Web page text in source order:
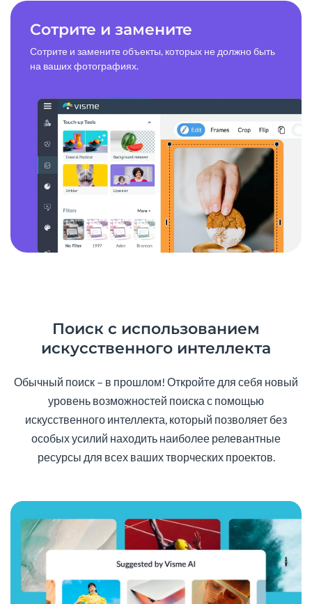
Сотрите и замените
Сотрите и замените объекты, которых не должно быть
на ваших фотографиях.
Поиск с использованием
искусственного интеллекта
Обычный поиск – в прошлом! Откройте для себя новый
уровень возможностей поиска с помощью
искусственного интеллекта, который позволяет без
особых усилий находить наиболее релевантные
ресурсы для всех ваших творческих проектов.